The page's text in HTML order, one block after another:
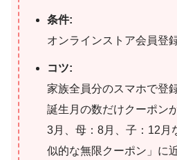
条件:
オンラインストア会員登
コツ:
家族全員分のスマホで登
誕生月の数だけクーポン
3月、母：8月、子：12月
似的な無限クーポン」に